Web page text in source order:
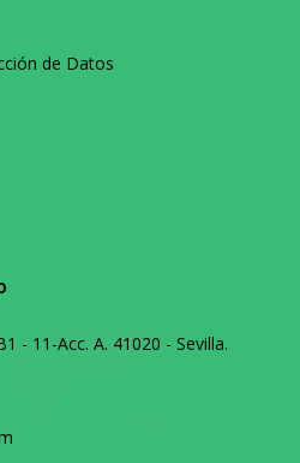
de Datos
- 11-Acc. A. 41020 - Sevilla.